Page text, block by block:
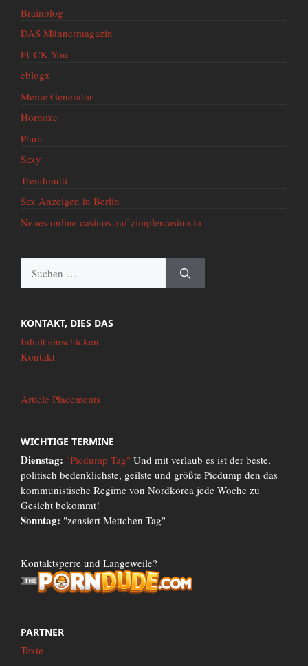
Brainblog
DAS Männermagazin
FUCK You
eblogx
Meme Generator
Hornoxe
Phun
Sexy
Trendmutti
Sex Anzeigen in Berlin
Neues online casinos auf zimplercasino.io
nach:
KONTAKT, DIES DAS
Inhalt einschicken
Kontakt
Article Placements
WICHTIGE TERMINE
Dienstag: "Picdump Tag" Und mit verlaub es ist der beste,
politisch bedenklichste, geilste und größte Picdump den das
kommunistische Regime von Nordkorea jede Woche zu
Gesicht bekommt!
Sonntag: "zensiert Mettchen Tag"
Kontaktsperre und Langeweile?
PARTNER
Texte